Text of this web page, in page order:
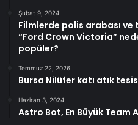
Şubat 9, 2024
Filmlerde polis arabası
“Ford Crown Victoria”
popüler?
Temmuz 22, 2026
Bursa Nilüfer katı atık
Haziran 3, 2024
Astro Bot, En Büyük Team